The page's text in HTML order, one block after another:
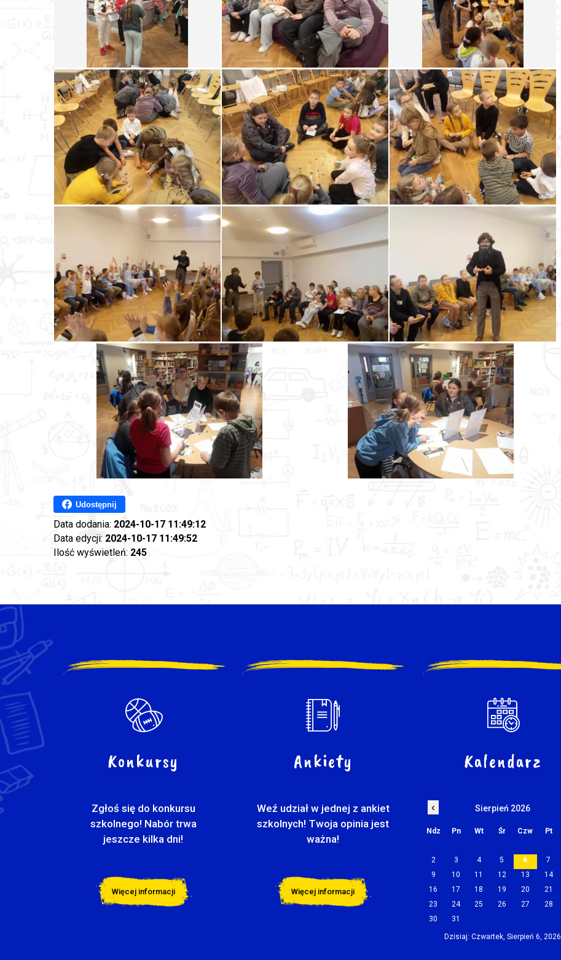
Udostępnij
Data dodania: 2024-10-17 11:49:12
Data edycji: 2024-10-17 11:49:52
Ilość wyświetleń: 245
Konkursy
Zgłoś się do konkursu
szkolnego! Nabór trwa
jeszcze kilka dni!
Więcej informacji
Ankiety
Weź udział w jednej z ankiet
szkolnych! Twoja opinia jest
ważna!
Więcej informacji
Kalendarz
‹ Sierpień 2026
Ndz Pn Wt Śr Czw Pt
2
3 4 5 6 7
9
10 11 12 13 14
16
17 18 19 20 21
23
24 25 26 27 28
30
31
Dzisiaj: Czwartek, Sierpień 6, 2026